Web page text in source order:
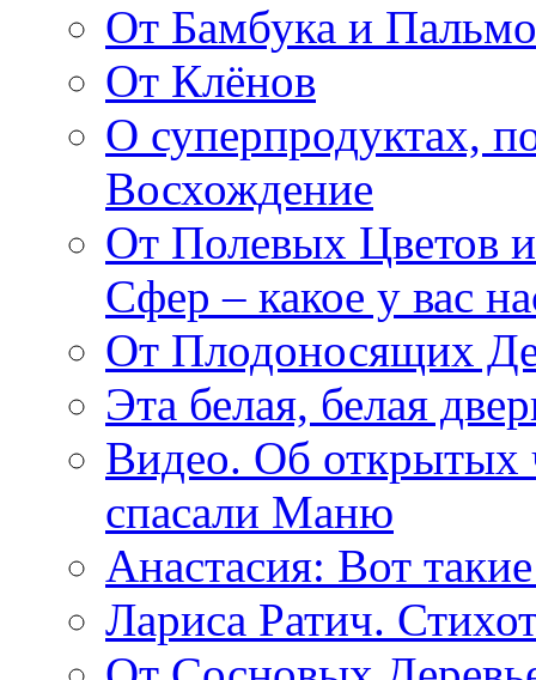
От Бамбука и
От Клёнов
О суперпродуктах,
Восхождение
От Полевых Цветов
Сфер – какое у вас
От Плодоносящих
Эта белая, белая
Видео. Об открытых
спасали Маню
Анастасия: Вот
Лариса Ратич.